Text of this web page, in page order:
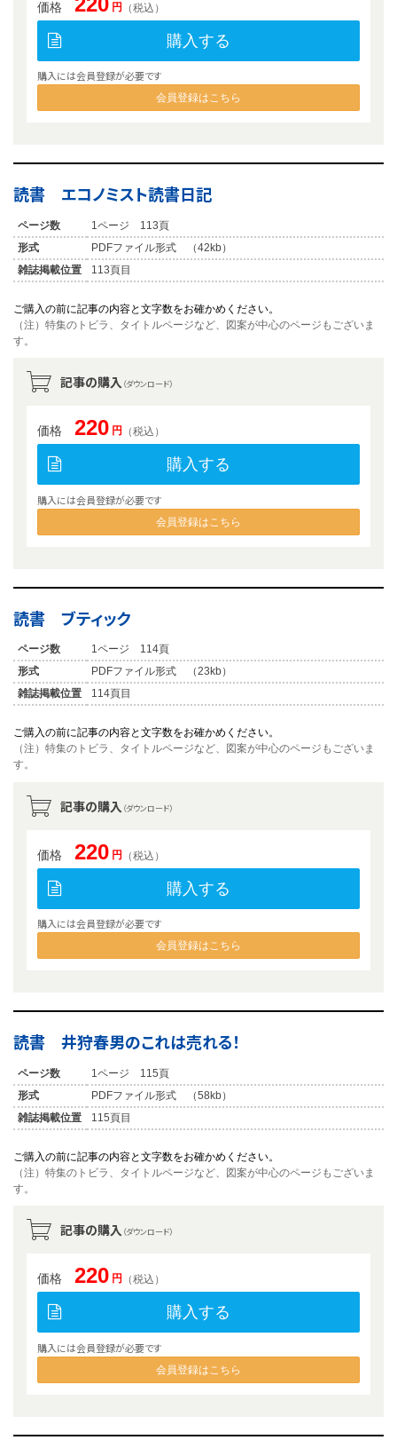
価格 円 （税込）
購入する
購入には会員登録が必要です
会員登録はこちら
読書 エコノミスト読書日記
ページ数
1ページ 113頁
形式
PDFファイル形式 （42kb）
雑誌掲載位置
113頁目
ご購入の前に記事の内容と文字数をお確かめください。
（注）特集のトビラ、タイトルページなど、図案が中心のページもございま
す。
記事の購入 （ダウンロード）
価格 220 円 （税込）
購入する
購入には会員登録が必要です
会員登録はこちら
読書 ブティック
ページ数
1ページ 114頁
形式
PDFファイル形式 （23kb）
雑誌掲載位置
114頁目
ご購入の前に記事の内容と文字数をお確かめください。
（注）特集のトビラ、タイトルページなど、図案が中心のページもございま
す。
記事の購入 （ダウンロード）
価格 220 円 （税込）
購入する
購入には会員登録が必要です
会員登録はこちら
読書 井狩春男のこれは売れる！
ページ数
1ページ 115頁
形式
PDFファイル形式 （58kb）
雑誌掲載位置
115頁目
ご購入の前に記事の内容と文字数をお確かめください。
（注）特集のトビラ、タイトルページなど、図案が中心のページもございま
す。
記事の購入 （ダウンロード）
価格 220 円 （税込）
購入する
購入には会員登録が必要です
会員登録はこちら